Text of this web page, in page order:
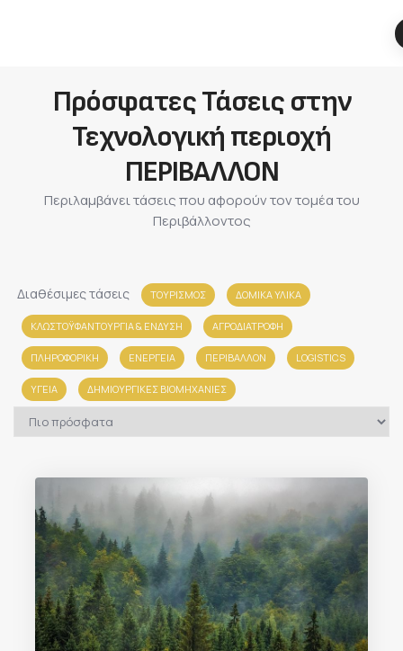
Πρόσφατες Τάσεις στην
Τεχνολογική περιοχή
ΠΕΡΙΒΑΛΛΟΝ
Περιλαμβάνει τάσεις που αφορούν τον τομέα του
Περιβάλλοντος
Διαθέσιμες τάσεις ΤΟΥΡΙΣΜΟΣ ΔΟΜΙΚΑ ΥΛΙΚΑ
ΚΛΩΣΤΟΫΦΑΝΤΟΥΡΓΙΑ & ΈΝΔΥΣΗ ΑΓΡΟΔΙΑΤΡΟΦΗ
ΠΛΗΡΟΦΟΡΙΚΗ ΕΝΕΡΓΕΙΑ ΠΕΡΙΒΑΛΛΟΝ LOGISTICS
ΥΓΕΙΑ ΔΗΜΙΟΥΡΓΙΚΕΣ ΒΙΟΜΗΧΑΝΙΕΣ